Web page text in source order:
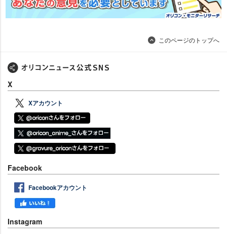
このページのトップへ
X
Xアカウント
Facebook
Facebookアカウント
Instagram